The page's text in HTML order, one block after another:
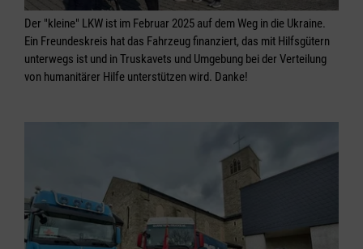
Der "kleine" LKW ist im Februar 2025 auf dem Weg in die Ukraine.
Ein Freundeskreis hat das Fahrzeug finanziert, das mit Hilfsgütern
unterwegs ist und in Truskavets und Umgebung bei der Verteilung
von humanitärer Hilfe unterstützen wird. Danke!